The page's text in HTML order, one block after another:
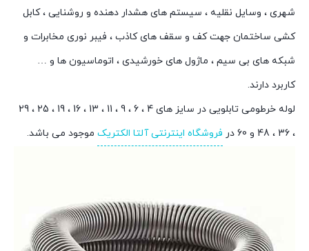
شهری ، وسایل نقلیه ، سیستم های هشدار دهنده و روشنایی ، کابل
کشی ساختمان جهت کف و سقف های کاذب ، فیبر نوری مخابرات و
شبکه های بی سیم ، ماژول های خورشیدی ، اتوماسیون ها و …
کاربرد دارند.
لوله خرطومی تابلویی در سایز های 4 ، 6 ، 9 ، 11 ، 13 ، 16 ، 19 ، 25 ، 29
، 36 ، 48 و 60 در
فروشگاه اینترنتی آلتا الکتریک موجود می باشد.